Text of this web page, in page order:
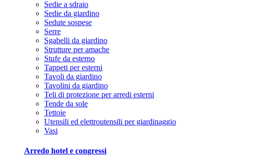
Sedie a sdraio
Sedie da giardino
Sedute sospese
Serre
Sgabelli da giardino
Strutture per amache
Stufe da esterno
Tappeti per esterni
Tavoli da giardino
Tavolini da giardino
Teli di protezione per arredi esterni
Tende da sole
Tettoie
Utensili ed elettroutensili per giardinaggio
Vasi
Arredo hotel e congressi